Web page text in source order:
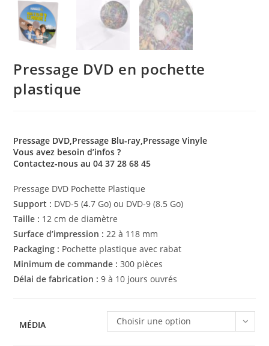
Pressage DVD en pochette
plastique
Pressage DVD,Pressage Blu-ray,Pressage Vinyle
Vous avez besoin d’infos ?
Contactez-nous au 04 37 28 68 45
Pressage DVD Pochette Plastique
Support : DVD-5 (4.7 Go) ou DVD-9 (8.5 Go)
Taille : 12 cm de diamètre
Surface d’impression : 22 à 118 mm
Packaging : Pochette plastique avec rabat
Minimum de commande : 300 pièces
Délai de fabrication : 9 à 10 jours ouvrés
MÉDIA Choisir une option